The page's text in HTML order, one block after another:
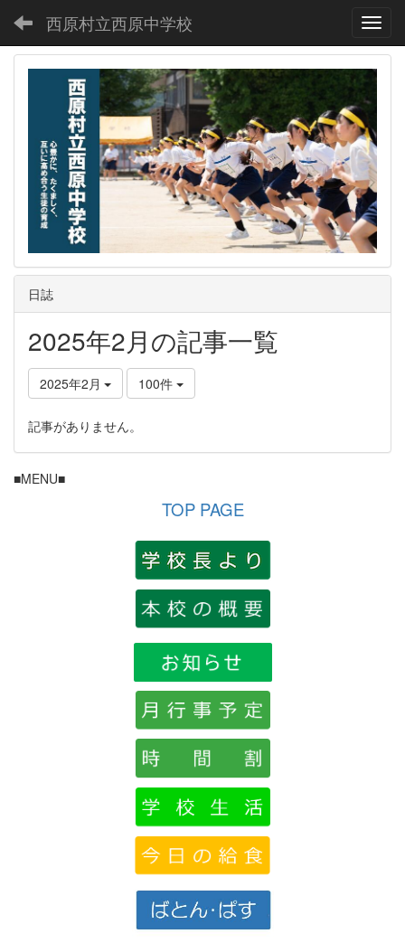
西原村立西原中学校
日誌
2025年2月の記事一覧
2025年2月 100件
記事がありません。
■MENU■
TOP PAGE